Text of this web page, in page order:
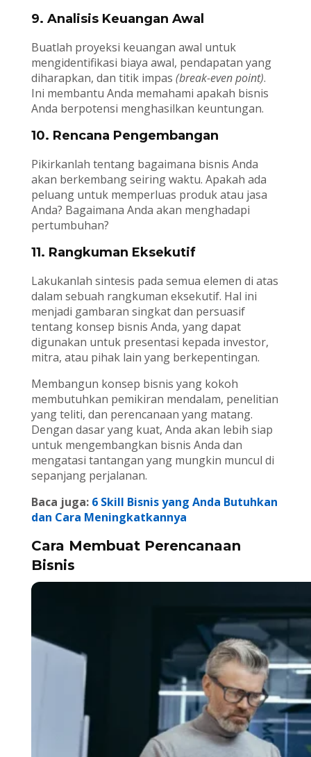
9. Analisis Keuangan Awal
Buatlah proyeksi keuangan awal untuk
mengidentifikasi biaya awal, pendapatan yang
diharapkan, dan titik impas (break-even point).
Ini membantu Anda memahami apakah bisnis
Anda berpotensi menghasilkan keuntungan.
10. Rencana Pengembangan
Pikirkanlah tentang bagaimana bisnis Anda
akan berkembang seiring waktu. Apakah ada
peluang untuk memperluas produk atau jasa
Anda? Bagaimana Anda akan menghadapi
pertumbuhan?
11. Rangkuman Eksekutif
Lakukanlah sintesis pada semua elemen di atas
dalam sebuah rangkuman eksekutif. Hal ini
menjadi gambaran singkat dan persuasif
tentang konsep bisnis Anda, yang dapat
digunakan untuk presentasi kepada investor,
mitra, atau pihak lain yang berkepentingan.
Membangun konsep bisnis yang kokoh
membutuhkan pemikiran mendalam, penelitian
yang teliti, dan perencanaan yang matang.
Dengan dasar yang kuat, Anda akan lebih siap
untuk mengembangkan bisnis Anda dan
mengatasi tantangan yang mungkin muncul di
sepanjang perjalanan.
Baca juga: 6 Skill Bisnis yang Anda Butuhkan
dan Cara Meningkatkannya
Cara Membuat Perencanaan
Bisnis